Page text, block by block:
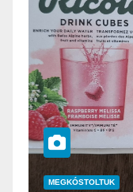
MEGKÓSTOLTUK